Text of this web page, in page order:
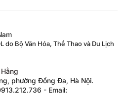
do Bộ Văn Hóa, Thể Thao và Du Lịch
phường Đống Đa, Hà Nội.
- Email: